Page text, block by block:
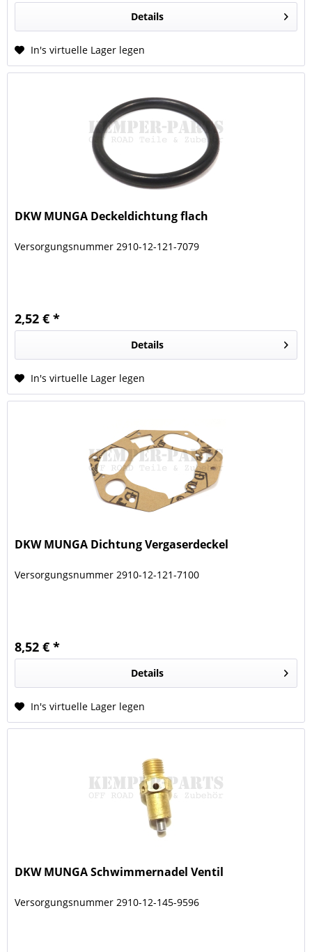
Details
In's virtuelle Lager legen
DKW MUNGA Deckeldichtung flach
Versorgungsnummer 2910-12-121-7079
2,52 € *
Details
In's virtuelle Lager legen
DKW MUNGA Dichtung Vergaserdeckel
Versorgungsnummer 2910-12-121-7100
8,52 € *
Details
In's virtuelle Lager legen
DKW MUNGA Schwimmernadel Ventil
Versorgungsnummer 2910-12-145-9596